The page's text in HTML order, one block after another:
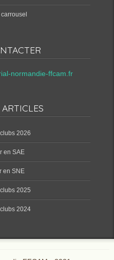
normandie-ffcam.fr
2026
en SAE
en SNE
2025
2024